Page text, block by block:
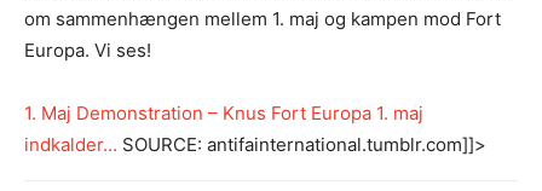
om sammenhængen mellem 1. maj og kampen mod Fort
Europa. Vi ses!
1. Maj Demonstration – Knus Fort Europa 1. maj
indkalder… SOURCE: antifainternational.tumblr.com]]>